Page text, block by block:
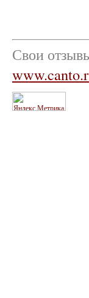
Свои